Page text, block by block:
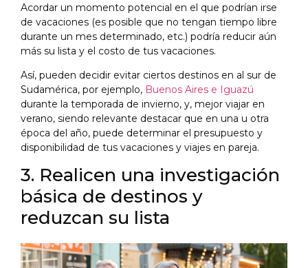
Acordar un momento potencial en el que podrían irse
de vacaciones (es posible que no tengan tiempo libre
durante un mes determinado, etc.) podría reducir aún
más su lista y el costo de tus vacaciones.
Así, pueden decidir evitar ciertos destinos en al sur de
Sudamérica, por ejemplo, Buenos Aires e Iguazú
durante la temporada de invierno, y, mejor viajar en
verano, siendo relevante destacar que en una u otra
época del año, puede determinar el presupuesto y
disponibilidad de tus vacaciones y viajes en pareja.
3. Realicen una investigación
básica de destinos y
reduzcan su lista